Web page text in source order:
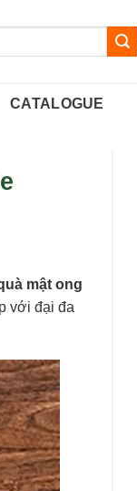
CATALOGUE
mật ong
với đại đa